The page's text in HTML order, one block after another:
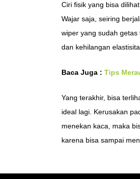
Ciri fisik yang bisa
Wajar saja, seiring
wiper yang sudah
dan kehilangan
Baca Juga : Tips
Yang terakhir, bisa
ideal lagi. Kerusakan
menekan kaca, maka
karena bisa sampai